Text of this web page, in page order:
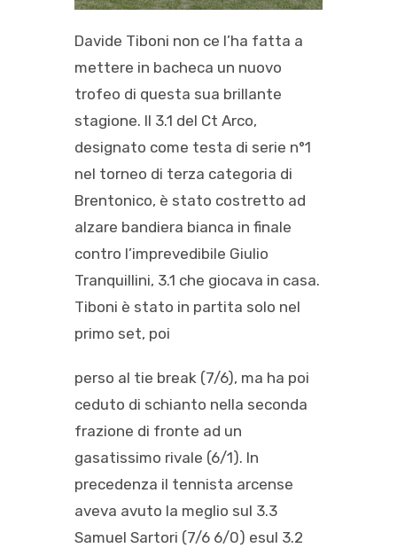
Davide Tiboni non ce l’ha fatta a
mettere in bacheca un nuovo
trofeo di questa sua brillante
stagione. Il 3.1 del Ct Arco,
designato come testa di serie n°1
nel torneo di terza categoria di
Brentonico, è stato costretto ad
alzare bandiera bianca in finale
contro l’imprevedibile Giulio
Tranquillini, 3.1 che giocava in casa.
Tiboni è stato in partita solo nel
primo set, poi
perso al tie break (7/6), ma ha poi
ceduto di schianto nella seconda
frazione di fronte ad un
gasatissimo rivale (6/1). In
precedenza il tennista arcense
aveva avuto la meglio sul 3.3
Samuel Sartori (7/6 6/0) esul 3.2